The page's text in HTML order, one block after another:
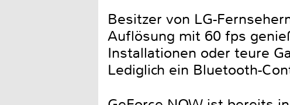
Besitzer von LG-
Auflösung mit 60 fps
Installationen oder teure
Lediglich ein Bluetooth-